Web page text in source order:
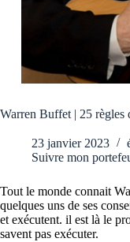
Warren Buffet | 25 règles
23 janvier 2023
Suivre mon
Tout le monde connait
quelques uns de ses
et exécutent. il est là le
savent pas exécuter.